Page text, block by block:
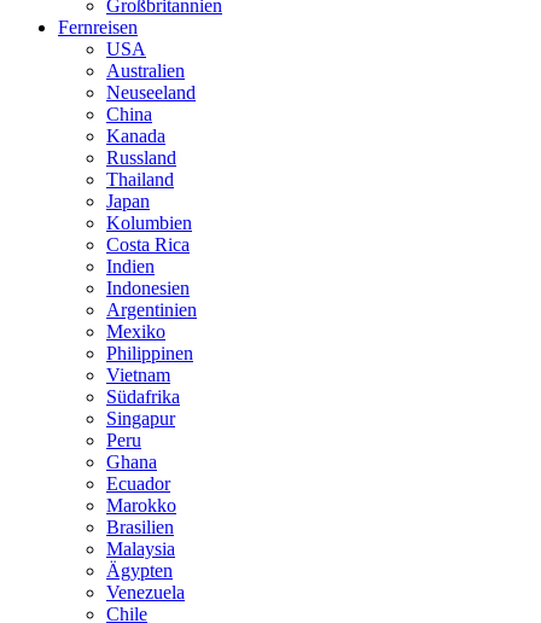
Großbritannien
Fernreisen
USA
Australien
Neuseeland
China
Kanada
Russland
Thailand
Japan
Kolumbien
Costa Rica
Indien
Indonesien
Argentinien
Mexiko
Philippinen
Vietnam
Südafrika
Singapur
Peru
Ghana
Ecuador
Marokko
Brasilien
Malaysia
Ägypten
Venezuela
Chile